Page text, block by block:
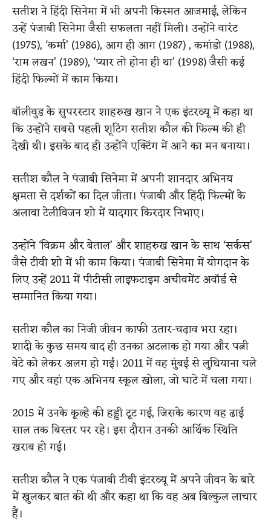
सतीश ने हिंदी सिनेमा में भी अपनी किस्मत आजमाई, लेकिन
उन्हें पंजाबी सिनेमा जैसी सफलता नहीं मिली। उन्होंने वारंट
(1975), ‘कर्मा’ (1986), आग ही आग (1987) , कमांडो (1988),
‘राम लखन’ (1989), ‘प्यार तो होना ही था’ (1998) जैसी कई
हिंदी फिल्मों में काम किया।
बॉलीवुड के सुपरस्टार शाहरुख खान ने एक इंटरव्यू में कहा था
कि उन्होंने सबसे पहली शूटिंग सतीश कौल की फिल्म की ही
देखी थी। इसके बाद ही उन्होंने एक्टिंग में आने का मन बनाया।
सतीश कौल ने पंजाबी सिनेमा में अपनी शानदार अभिनय
क्षमता से दर्शकों का दिल जीता। पंजाबी और हिंदी फिल्मों के
अलावा टेलीविजन शो में यादगार किरदार निभाए।
उन्होंने ‘विक्रम और बेताल’ और शाहरुख खान के साथ ‘सर्कस’
जैसे टीवी शो में भी काम किया। पंजाबी सिनेमा में योगदान के
लिए उन्हें 2011 में पीटीसी लाइफटाइम अचीवमेंट अवॉर्ड से
सम्मानित किया गया।
सतीश कौल का निजी जीवन काफी उतार-चढ़ाव भरा रहा।
शादी के कुछ समय बाद ही उनका अटलाक हो गया और पत्नी
बेटे को लेकर अलग हो गईं। 2011 में वह मुंबई से लुधियाना चले
गए और वहां एक अभिनय स्कूल खोला, जो घाटे में चला गया।
2015 में उनके कूल्हे की हड्डी टूट गई, जिसके कारण वह ढाई
साल तक बिस्तर पर रहे। इस दौरान उनकी आर्थिक स्थिति
खराब हो गई।
सतीश कौल ने एक पंजाबी टीवी इंटरव्यू में अपने जीवन के बारे
में खुलकर बात की थी और कहा था कि वह अब बिल्‍कुल लाचार
हैं।